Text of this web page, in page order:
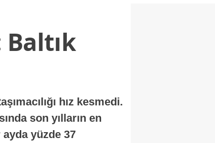
hız kesmedi.
son yılların en
yüzde 37